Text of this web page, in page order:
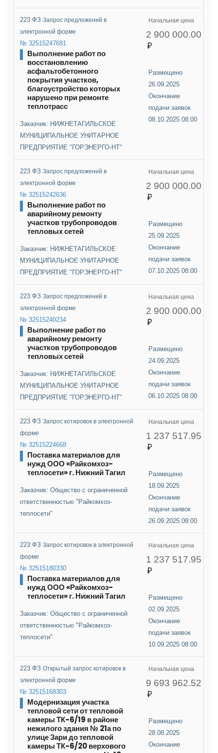
223 ФЗЗапрос предложений в
электронной форме
№ 32515247681
Выполнение работ по
восстановлению
асфальтобетонного
покрытия участков,
благоустройство которых
нарушено при ремонте
теплотрасс
Заказчик: НИЖНЕТАГИЛЬСКОЕ
МУНИЦИПАЛЬНОЕ УНИТАРНОЕ
ПРЕДПРИЯТИЕ "ГОРЭНЕРГО-НТ"
Начальная цена
2 900 000.00
Размещено
26.09.2025
Окончание
подачи заявок
08.10.2025 08:00
223 ФЗЗапрос предложений в
электронной форме
№ 32515242636
Выполнение работ по
аварийному ремонту
участков трубопроводов
тепловых сетей
Заказчик: НИЖНЕТАГИЛЬСКОЕ
МУНИЦИПАЛЬНОЕ УНИТАРНОЕ
ПРЕДПРИЯТИЕ "ГОРЭНЕРГО-НТ"
Начальная цена
2 900 000.00
Размещено
25.09.2025
Окончание
подачи заявок
07.10.2025 08:00
223 ФЗЗапрос предложений в
электронной форме
№ 32515240234
Выполнение работ по
аварийному ремонту
участков трубопроводов
тепловых сетей
Заказчик: НИЖНЕТАГИЛЬСКОЕ
МУНИЦИПАЛЬНОЕ УНИТАРНОЕ
ПРЕДПРИЯТИЕ "ГОРЭНЕРГО-НТ"
Начальная цена
2 900 000.00
Размещено
24.09.2025
Окончание
подачи заявок
06.10.2025 08:00
223 ФЗЗапрос котировок в электронной
форме
№ 32515224668
Поставка материалов для
нужд ООО «Райкомхоз-
теплосети» г. Нижний Тагил
Заказчик: Общество с ограниченной
ответственностью "Райкомхоз-
теплосети"
Начальная цена
1 237 517.95
Размещено
18.09.2025
Окончание
подачи заявок
26.09.2025 08:00
223 ФЗЗапрос котировок в электронной
форме
№ 32515180330
Поставка материалов для
нужд ООО «Райкомхоз-
теплосети» г. Нижний Тагил
Заказчик: Общество с ограниченной
ответственностью "Райкомхоз-
теплосети"
Начальная цена
1 237 517.95
Размещено
02.09.2025
Окончание
подачи заявок
10.09.2025 08:00
223 ФЗОткрытый запрос котировок в
электронной форме
№ 32515168303
Модернизация участка
тепловой сети от тепловой
камеры ТК-6/19 в районе
нежилого здания № 21а по
улице Зари до тепловой
камеры ТК-6/20 верхового
Начальная цена
9 693 962.52
Размещено
28.08.2025
Окончание